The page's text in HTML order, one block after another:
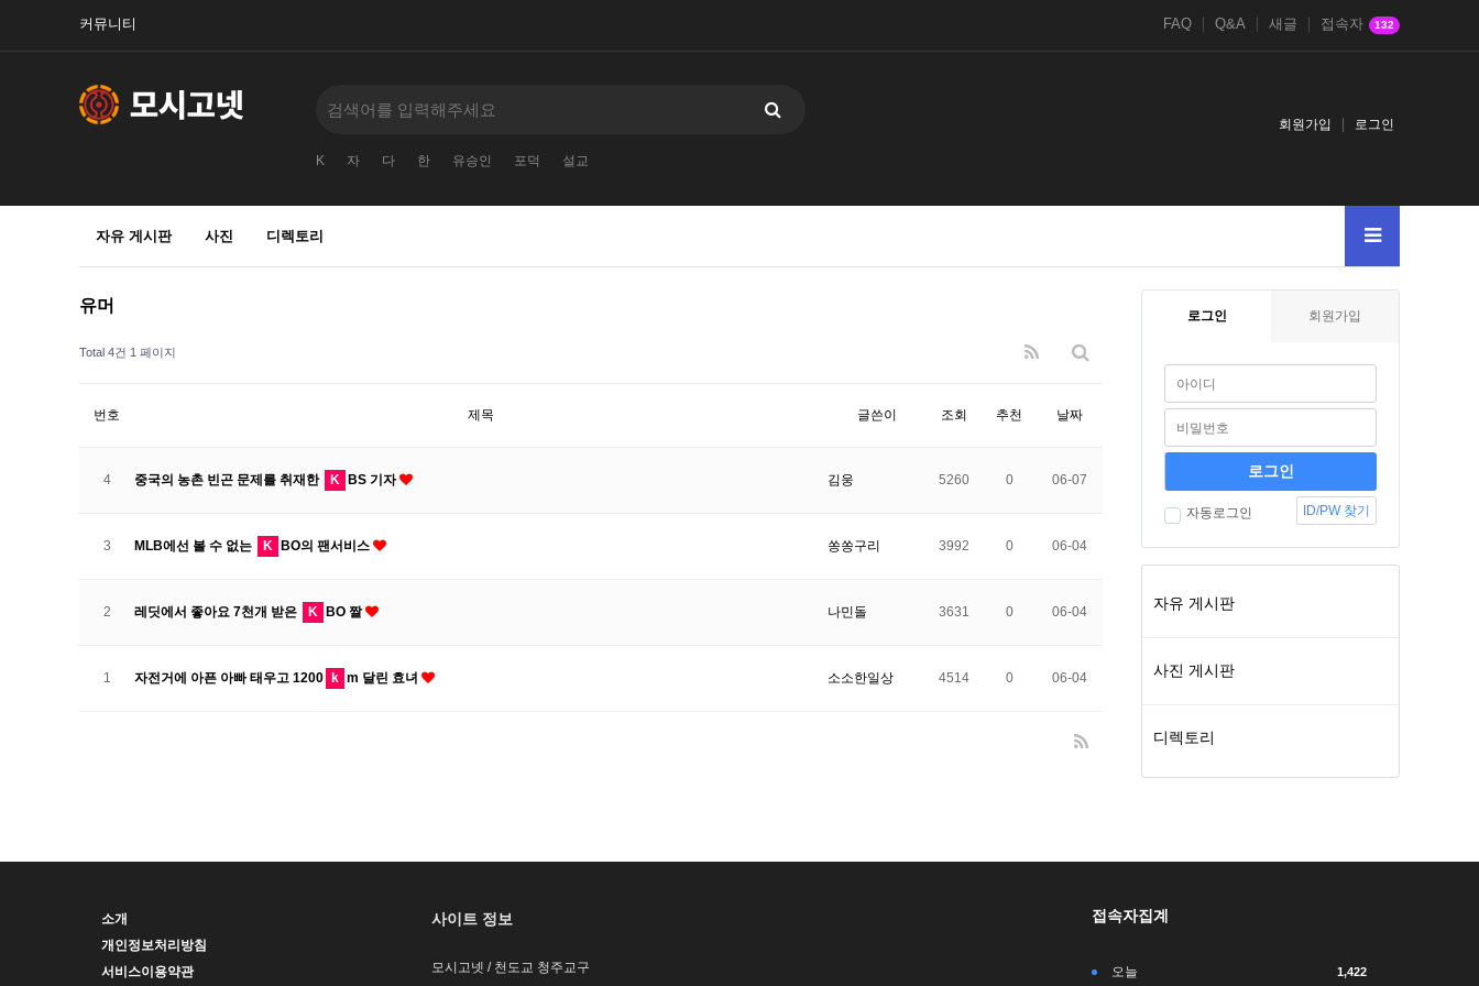
커뮤니티 FAQ Q&A 새글 접속자 132
K 자 다 한 유승인 포덕 설교
회원가입 로그인
자유 게시판 사진 디렉토리
유머
Total 4건 1 페이지
번호 제목 글쓴이 조회 추천 날짜
4 중국의 농촌 빈곤 문제를 취재한 K BS 기자 김웅 5260 0 06-07
3 MLB에선 볼 수 없는 K BO의 팬서비스 쏭쏭구리 3992 0 06-04
2 레딧에서 좋아요 7천개 받은 K BO 짤 나민돌 3631 0 06-04
1 자전거에 아픈 아빠 태우고 1200 k m 달린 효녀 소소한일상 4514 0 06-04
로그인 회원가입
자동로그인 ID/PW 찾기
자유 게시판
사진 게시판
디렉토리
소개
개인정보처리방침
서비스이용약관
사이트 정보
모시고넷 / 천도교 청주교구
접속자집계
오늘 1,422